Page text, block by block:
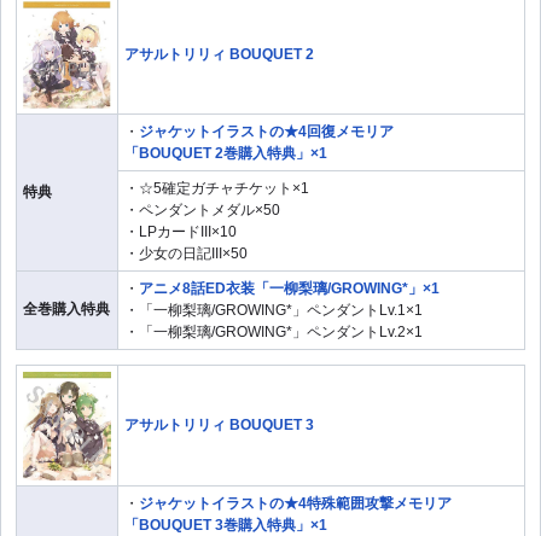
アサルトリリィ BOUQUET 2
特典
・ ジャケットイラストの★4回復メモリア
「BOUQUET 2巻購入特典」×1
・☆5確定ガチャチケット×1
・ペンダントメダル×50
・LPカードIII×10
・少女の日記III×50
全巻購入特典
・ アニメ8話ED衣装「一柳梨璃/GROWING*」×1
・「一柳梨璃/GROWING*」ペンダントLv.1×1
・「一柳梨璃/GROWING*」ペンダントLv.2×1
アサルトリリィ BOUQUET 3
・ ジャケットイラストの★4特殊範囲攻撃メモリア
「BOUQUET 3巻購入特典」×1